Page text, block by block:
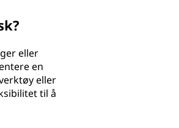
eller
en
eller
til å